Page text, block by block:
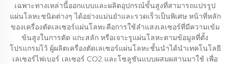
เฉพาะทางเหล่านี้ออกแบบและผลิตอุปกรณ์ขั้นสูงที่สามารถแปรรูป
แผ่นโลหะชนิดต่างๆ ได้อย่างแม่นยำและรวดเร็วเป็นพิเศษ หน้าที่หลัก
ของเครื่องตัดเลเซอร์แผ่นโลหะคือการใช้ลำแสงเลเซอร์ที่มีความเข้ม
ข้นสูงในการตัด แกะสลัก หรือเจาะรูแผ่นโลหะตามข้อมูลที่ตั้ง
โปรแกรมไว้ ผู้ผลิตเครื่องตัดเลเซอร์แผ่นโลหะชั้นนำได้นำเทคโนโลยี
เลเซอร์ไฟเบอร์ เลเซอร์ CO2 และโซลูชันแบบผสมผสานมาใช้ เพื่อ